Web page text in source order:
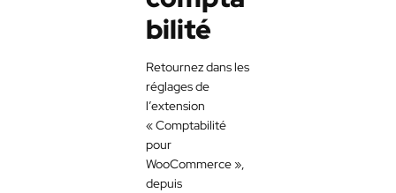
bilité
Retournez dans les
réglages de
l’extension
« Comptabilité
pour
WooCommerce »,
depuis